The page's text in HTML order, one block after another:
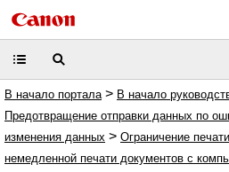
В начало портала > В начало
Предотвращение отправки данных по
изменения данных > Ограничение печати
немедленной печати документов с